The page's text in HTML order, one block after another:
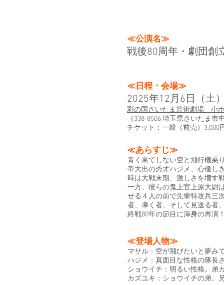
≪公演名≫
戦後80周年・劇団創
≪日程・会場≫
2025年12月6日（
彩の国さいたま芸術劇場 小
（338-8506 埼玉県さいたま
チケット：一般（前売）
≪あらすじ≫
青く果てしない空と飛行機乗
帝大出の秀才ハジメ、心優し
時は大戦末期、激しさを増す
一方、彼らの鬼上官上原大尉
せる４人の前で先輩特攻兵三
者、導く者、そして見送る者
終戦80年の節目に渾身の再演
≪登場人物≫
マサル：空が飛びたいと夢み
ハジメ：真面目な性格の隊長
ショウイチ：明るい性格。弟
カズユキ：ショウイチの弟。